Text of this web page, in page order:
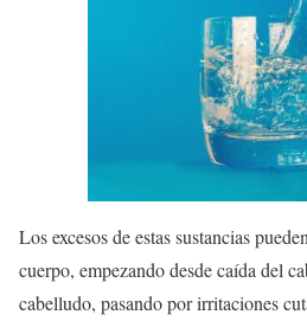
Los excesos de estas sustancias
cuerpo, empezando desde caída del
cabelludo, pasando por irritaciones